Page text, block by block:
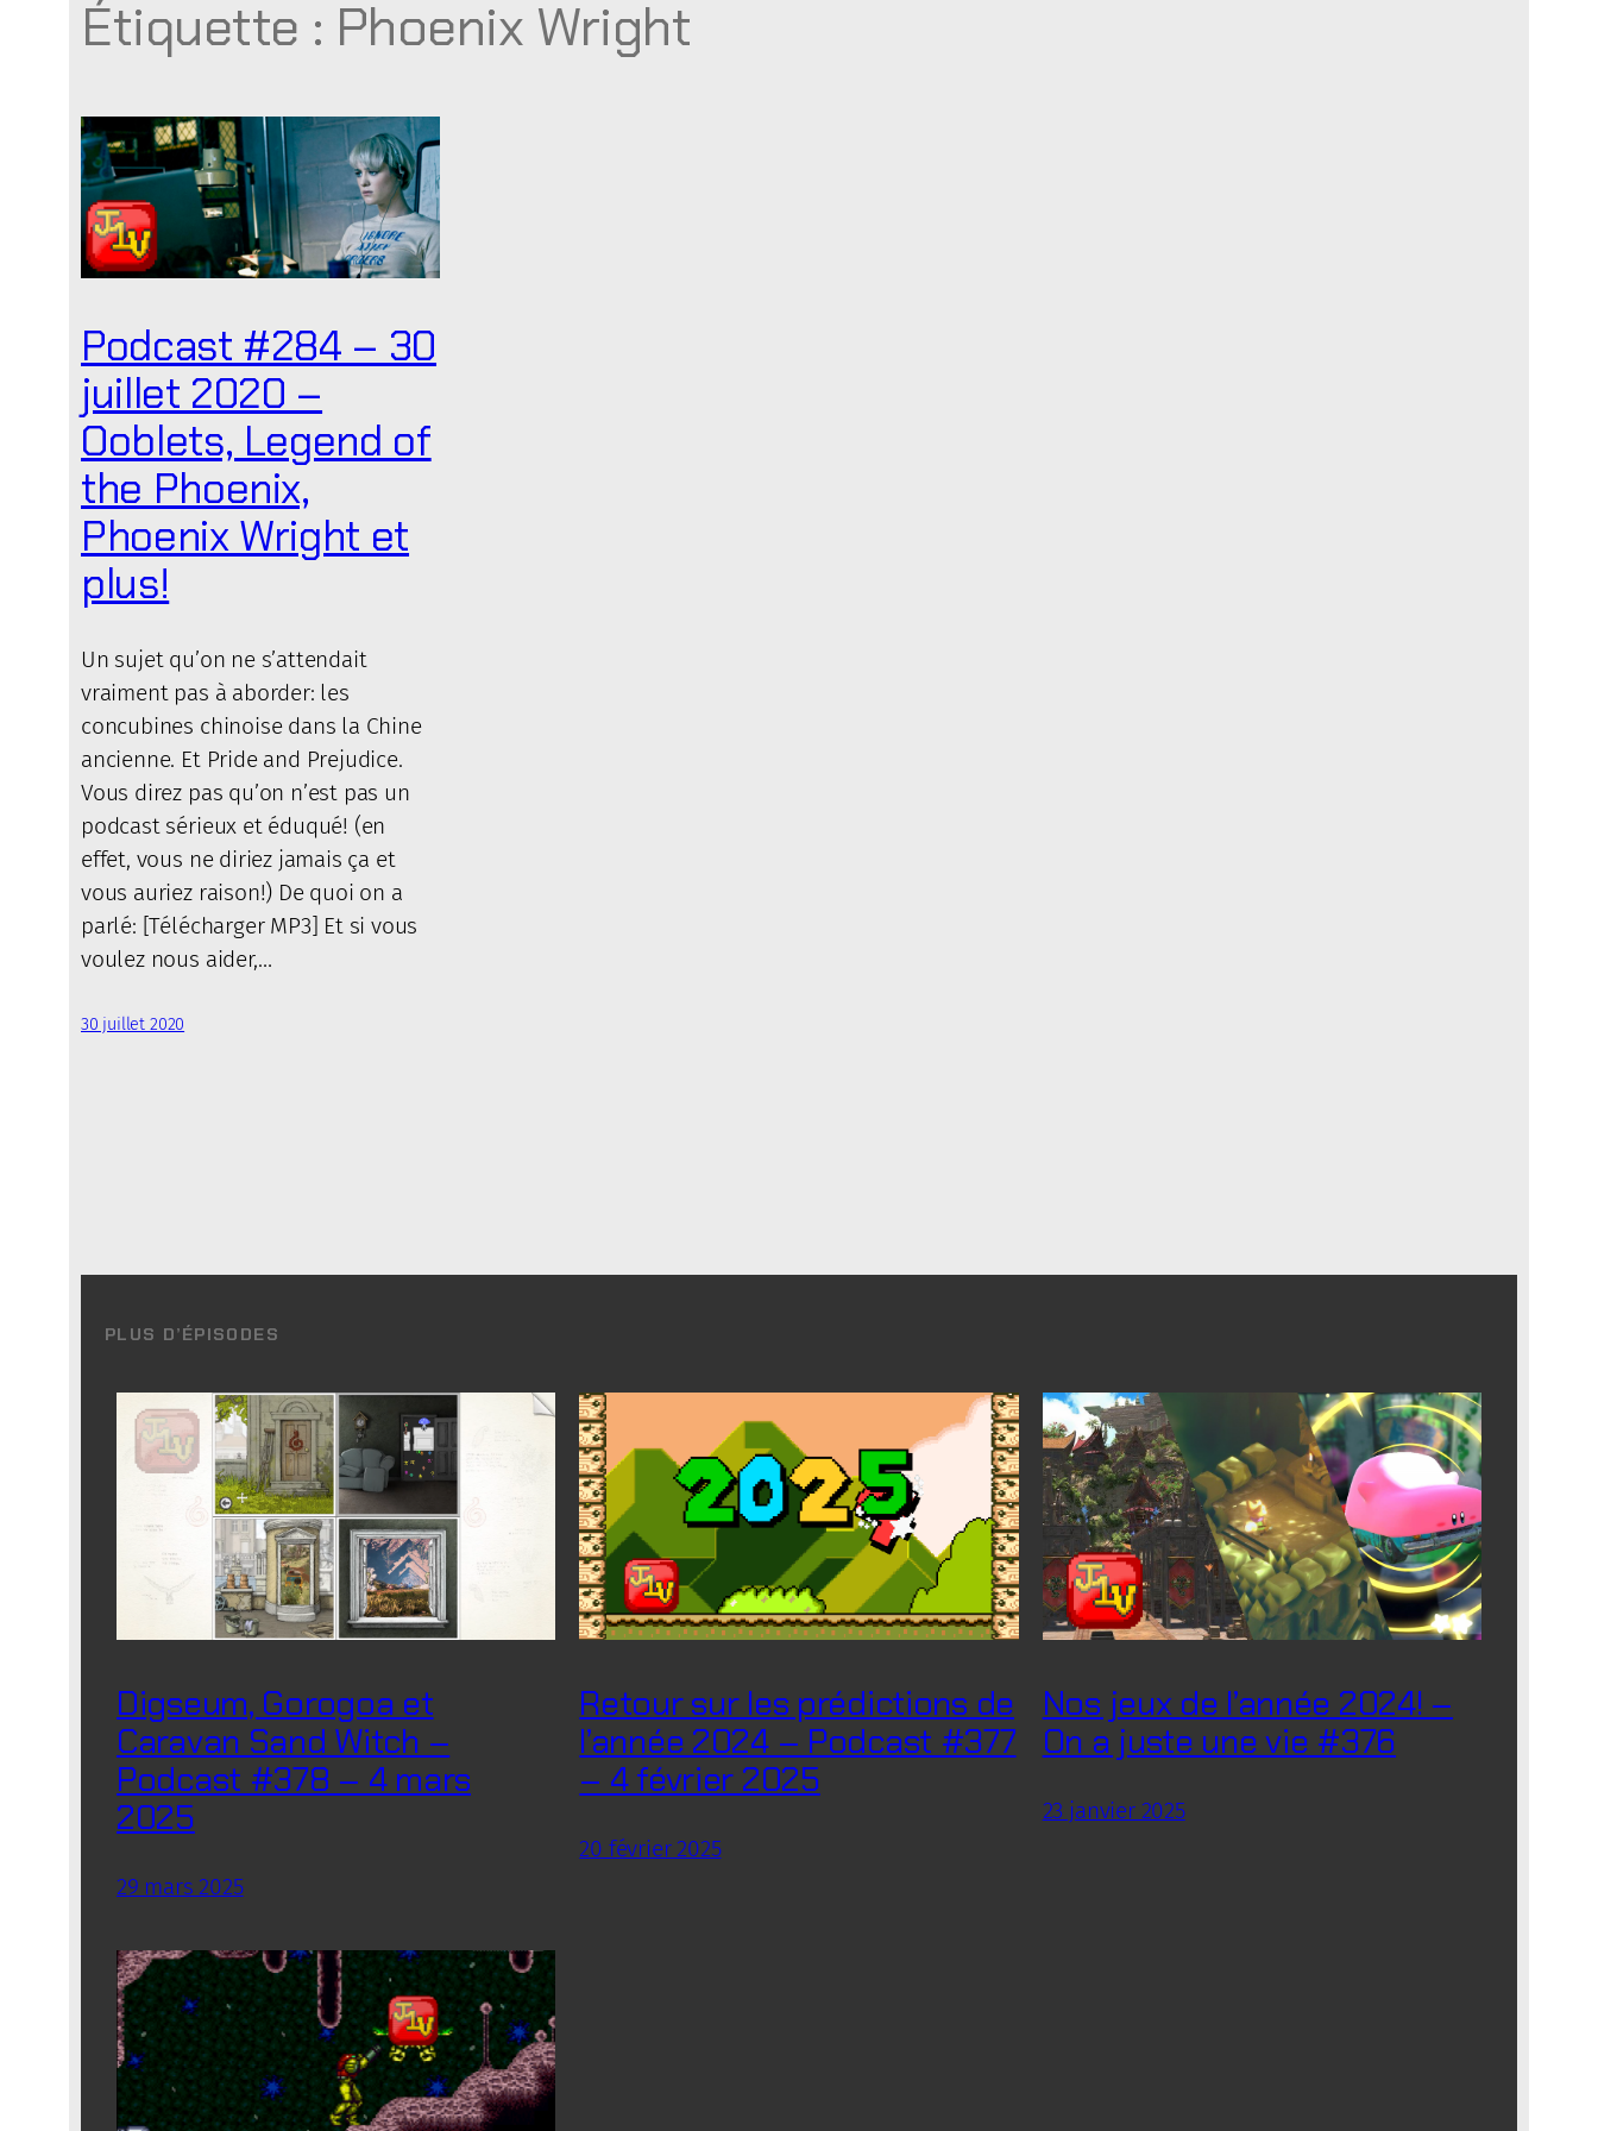
Étiquette : Phoenix Wright
Podcast #284 – 30
juillet 2020 –
Ooblets, Legend of
the Phoenix,
Phoenix Wright et
plus!
Un sujet qu’on ne s’attendait
vraiment pas à aborder: les
concubines chinoise dans la Chine
ancienne. Et Pride and Prejudice.
Vous direz pas qu’on n’est pas un
podcast sérieux et éduqué! (en
effet, vous ne diriez jamais ça et
vous auriez raison!) De quoi on a
parlé: [Télécharger MP3] Et si vous
voulez nous aider,…
30 juillet 2020
PLUS D’ÉPISODES
Digseum, Gorogoa et
Caravan Sand Witch –
Podcast #378 – 4 mars
2025
29 mars 2025
Retour sur les prédictions de
l’année 2024 – Podcast #377
– 4 février 2025
20 février 2025
Nos jeux de l’année 2024! –
On a juste une vie #376
23 janvier 2025